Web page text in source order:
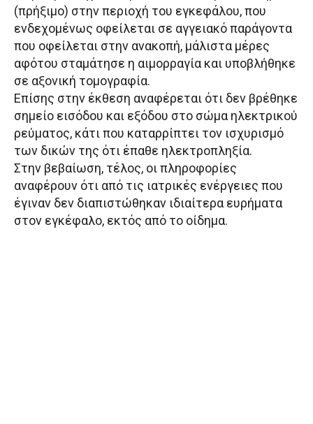
(πρήξιμο) στην περιοχή του εγκεφάλου, που
ενδεχομένως οφείλεται σε αγγειακό παράγοντα
που οφείλεται στην ανακοπή, μάλιστα μέρες
αφότου σταμάτησε η αιμορραγία και υποβλήθηκε
σε αξονική τομογραφία.
Επίσης στην έκθεση αναφέρεται ότι δεν βρέθηκε
σημείο εισόδου και εξόδου στο σώμα ηλεκτρικού
ρεύματος, κάτι που καταρρίπτει τον ισχυρισμό
των δικών της ότι έπαθε ηλεκτροπληξία.
Στην βεβαίωση, τέλος, οι πληροφορίες
αναφέρουν ότι από τις ιατρικές ενέργειες που
έγιναν δεν διαπιστώθηκαν ιδιαίτερα ευρήματα
στον εγκέφαλο, εκτός από το οίδημα.